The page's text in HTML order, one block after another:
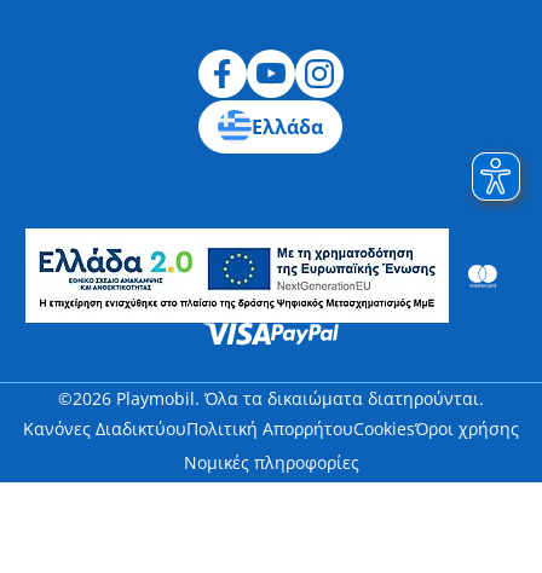
Ελλάδα
©2026 Playmobil. Όλα τα δικαιώματα διατηρούνται.
Κανόνες ΔιαδικτύουΠολιτική ΑπορρήτουCookiesΌροι χρήσης
Νομικές πληροφορίες